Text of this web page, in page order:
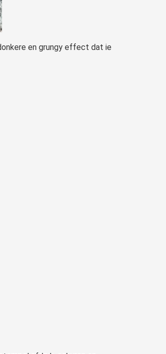
en grungy effect dat ie